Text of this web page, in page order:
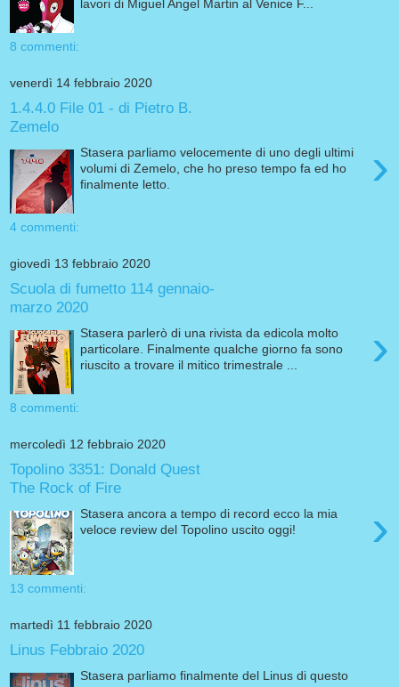
lavori di Miguel Angel Martin al Venice F...
8 commenti:
venerdì 14 febbraio 2020
1.4.4.0 File 01 - di Pietro B.
Zemelo
›
Stasera parliamo velocemente di uno degli ultimi
volumi di Zemelo, che ho preso tempo fa ed ho
finalmente letto.
4 commenti:
giovedì 13 febbraio 2020
Scuola di fumetto 114 gennaio-
marzo 2020
›
Stasera parlerò di una rivista da edicola molto
particolare. Finalmente qualche giorno fa sono
riuscito a trovare il mitico trimestrale ...
8 commenti:
mercoledì 12 febbraio 2020
Topolino 3351: Donald Quest
The Rock of Fire
›
Stasera ancora a tempo di record ecco la mia
veloce review del Topolino uscito oggi!
13 commenti:
martedì 11 febbraio 2020
Linus Febbraio 2020
Stasera parliamo finalmente del Linus di questo